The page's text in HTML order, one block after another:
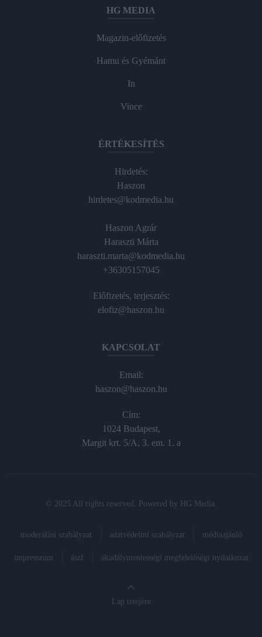
HG MEDIA
Magazin-előfizetés
Hamu és Gyémánt
In
Vince
ÉRTÉKESÍTÉS
Hirdetés:
Haszon
hirdetes@kodmedia.hu
Haszon Agrár
Haraszti Márta
haraszti.marta@kodmedia.hu
+36305157045
Előfizetés, terjesztés:
elofiz@haszon.hu
KAPCSOLAT
Email:
haszon@haszon.hu
Cím:
1024 Budapest,
Margit krt. 5/A, 3. em. 1. a
© 2025 All rights reserved. Powered by HG Media
moderálási szabályzat adatvédelmi szabályzat médiaajánló
impresszum ászf akadálymentességi megfelelőségi nyilatkozat
Lap tetejére